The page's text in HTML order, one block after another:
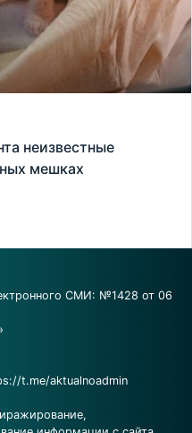
неизвестные
мешках
СМИ: №1428 от 06
t.me/aktualnoadmin